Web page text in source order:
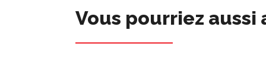
Vous pourriez aussi